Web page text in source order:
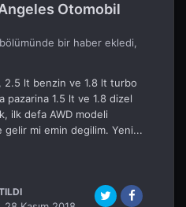
Otomobil
bölümünde bir haber ekledi,
lt benzin ve 1.8 lt turbo
pazarina 1.5 lt ve 1.8 dizel
ilk defa AWD modeli
gelir mi emin degilim. Yeni...